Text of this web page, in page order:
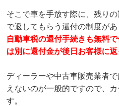
そこで車を手放す際に、残り
で返してもらう還付の制度があ
自動車税の還付手続きも無料
は別に還付金が後日お客様に返
ディーラーや中古車販売業者
えないのが一般的ですので、
す。